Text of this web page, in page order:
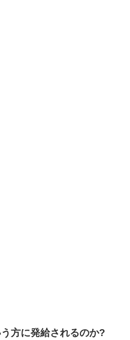
方に発給されるのか?